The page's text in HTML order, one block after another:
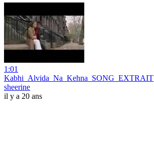
1:01
Kabhi_Alvida_Na_Kehna_SONG_EXTRAIT
sheerine
il y a 20 ans